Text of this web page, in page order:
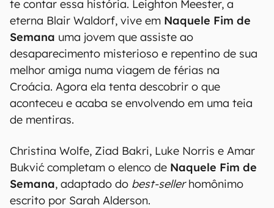
te contar essa história. Leighton Meester, a
eterna Blair Waldorf, vive em Naquele Fim de
Semana uma jovem que assiste ao
desaparecimento misterioso e repentino de sua
melhor amiga numa viagem de férias na
Croácia. Agora ela tenta descobrir o que
aconteceu e acaba se envolvendo em uma teia
de mentiras.
Christina Wolfe, Ziad Bakri, Luke Norris e Amar
Bukvić completam o elenco de Naquele Fim de
Semana, adaptado do best-sellerhomônimo
escrito por Sarah Alderson.